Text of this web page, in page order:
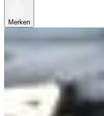
Merken